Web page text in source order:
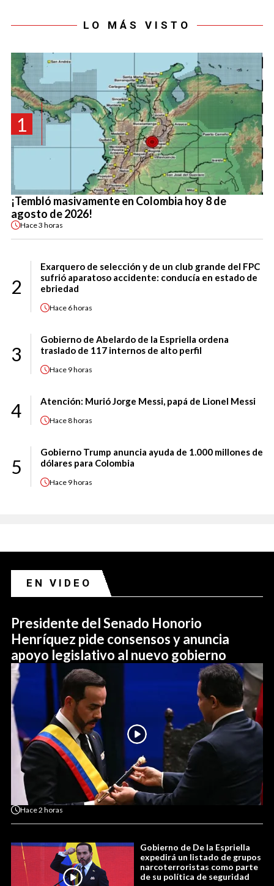
LO MÁS VISTO
1
¡Tembló masivamente en Colombia hoy 8 de
agosto de 2026!
Hace3 horas
2
Exarquero de selección y de un club grande del FPC
sufrió aparatoso accidente: conducía en estado de
ebriedad
Hace 6 horas
3
Gobierno de Abelardo de la Espriella ordena
traslado de 117 internos de alto perfil
Hace 9 horas
4 Atención: Murió Jorge Messi, papá de Lionel Messi
Hace8 horas
5
Gobierno Trump anuncia ayuda de 1.000 millones de
dólares para Colombia
Hace 9 horas
EN VIDEO
Presidente del Senado Honorio
Henríquez pide consensos y anuncia
apoyo legislativo al nuevo gobierno
Hace2 horas
Gobierno de De la Espriella
expedirá un listado de grupos
narcoterroristas como parte
de su política de seguridad